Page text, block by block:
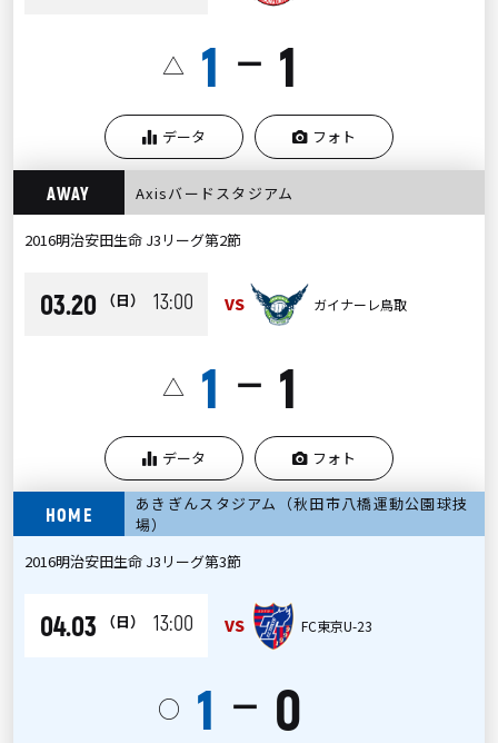
△ 1 ー 1
データ フォト
AWAY Axisバードスタジアム
2016明治安田生命 J3リーグ第2節
03.20 （日） 13:00 VS ガイナーレ鳥取
△ 1 ー 1
データ フォト
HOME
あきぎんスタジアム（秋田市八橋運動公園球技
場）
2016明治安田生命 J3リーグ第3節
04.03 （日） 13:00 VS FC東京U-23
○ 1 ー 0